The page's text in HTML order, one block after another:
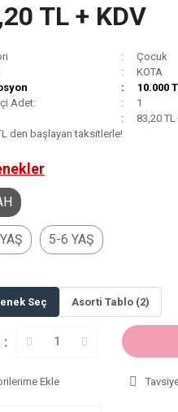
TL + KDV
Çocuk
KOTA
10.000
Adet:
1
83,20 TL
den başlayan taksitlerle!
5-6 YAŞ
Seç Asorti Tablo (2)
: